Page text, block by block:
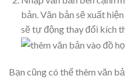
bản. Văn bản sẽ xuất
sẽ tự động thay đổi kích
Bạn cũng có thể thêm văn